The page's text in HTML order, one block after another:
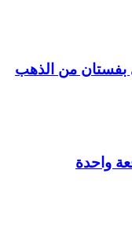
بفستان من الذهب
واحدة